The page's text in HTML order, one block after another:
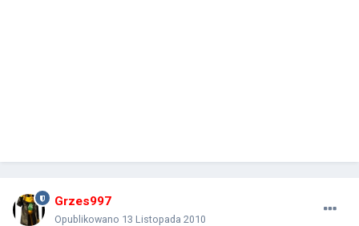
Grzes997
Opublikowano 13 Listopada 2010